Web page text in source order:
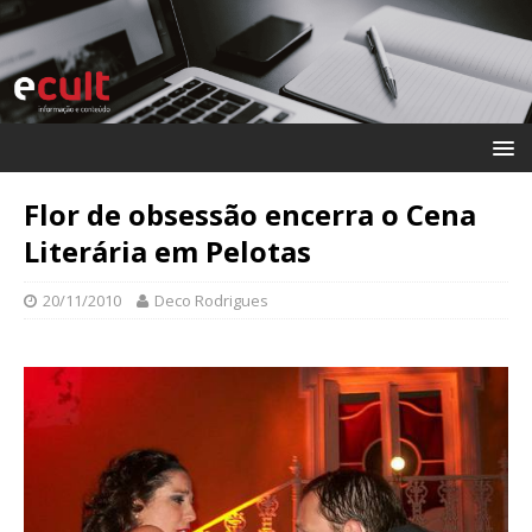
Flor de obsessão encerra o Cena
Literária em Pelotas
20/11/2010 Deco Rodrigues